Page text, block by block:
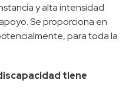
y alta intensidad
Se proporciona en
para toda la
tiene